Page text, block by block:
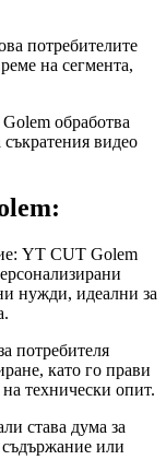
потребителите
на сегмента,
обработва
съкратения видео
YT CUT Golem
нужди, идеални за
потребителя
като го прави
технически опит.
става дума за
съдържание или